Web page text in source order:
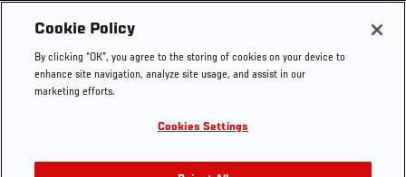
Footer
UFC
UFC Foundation
UFC Careers
Store
Instagram
YouTube
TikTok
Press
Cookie Policy
By clicking “OK”, you agree to the storing of cookies on your device to
enhance site navigation, analyze site usage, and assist in our
marketing efforts.
Cookies Settings